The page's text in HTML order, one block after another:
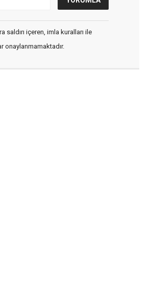
içeren, imla kuralları ile
onaylanmamaktadır.